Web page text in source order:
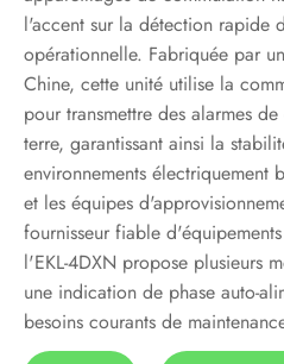
l'accent sur la détection rapide
opérationnelle. Fabriquée par
Chine, cette unité utilise la
pour transmettre des alarmes
terre, garantissant ainsi la
environnements électriquement
et les équipes
fournisseur fiable
l'EKL-4DXN propose plusieurs
une indication de phase auto-
besoins courants de